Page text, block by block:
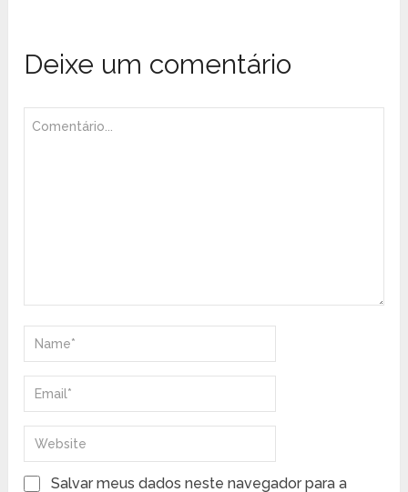
Deixe um comentário
Salvar meus dados neste navegador para a